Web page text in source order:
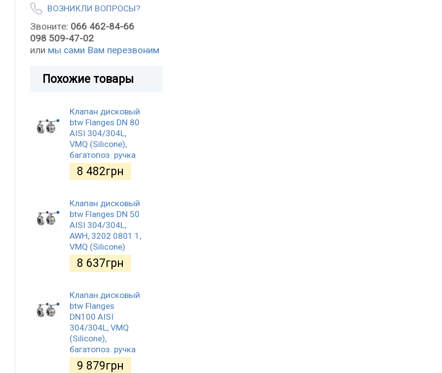
ВОЗНИКЛИ ВОПРОСЫ?
Звоните: 066 462-84-66
098 509-47-02
или мы сами Вам перезвоним
Похожие товары
Клапан дисковый
btw Flanges DN 80
AISI 304/304L,
VMQ (Silicone),
багатопоз. ручка
8 482грн
Клапан дисковый
btw Flanges DN 50
AISI 304/304L,
AWH, 3202 0801 1,
VMQ (Silicone)
8 637грн
Клапан дисковый
btw Flanges
DN100 AISI
304/304L, VMQ
(Silicone),
багатопоз. ручка
9 879грн